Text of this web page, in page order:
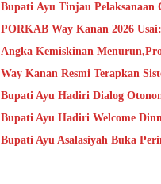
Bupati Ayu Tinjau Pelaksanaan
PORKAB Way Kanan 2026
Angka Kemiskinan
Way Kanan Resmi Terapkan
Bupati Ayu Hadiri Dialog
Bupati Ayu Hadiri Welcome
Bupati Ayu Asalasiyah Buka